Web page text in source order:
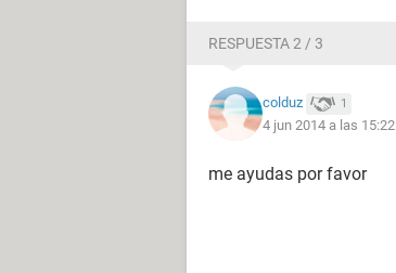
RESPUESTA 2 / 3
colduz 1
4 jun 2014 a las 15:22
me ayudas por favor